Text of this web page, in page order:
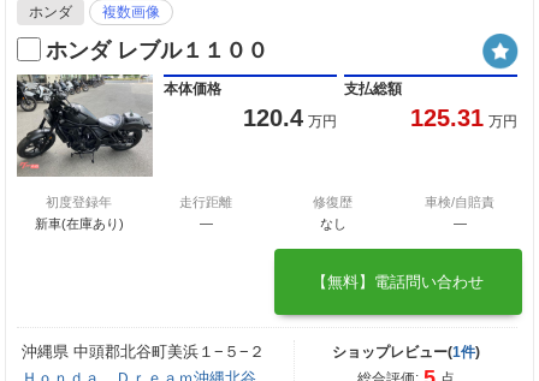
ホンダ 複数画像
ホンダ レブル１１００
本体価格
120.4 万円
支払総額
125.31 万円
初度登録年
新車(在庫あり)
走行距離
―
修復歴
なし
車検/自賠責
―
【無料】電話問い合わせ
沖縄県 中頭郡北谷町美浜１−５−２
ショップレビュー(1件)